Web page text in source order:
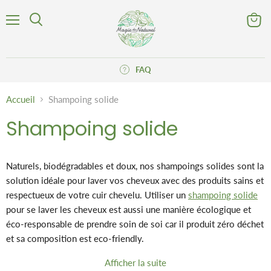
FAQ
Accueil Shampoing solide
Shampoing solide
Naturels, biodégradables et doux, nos shampoings solides sont la
solution idéale pour laver vos cheveux avec des produits sains et
respectueux de votre cuir chevelu. Utiliser un shampoing solide
pour se laver les cheveux est aussi une manière écologique et
éco-responsable de prendre soin de soi car il produit zéro déchet
et sa composition est eco-friendly.
Le shampoing solide est un produit cosmétique idéal pour
Afficher la suite